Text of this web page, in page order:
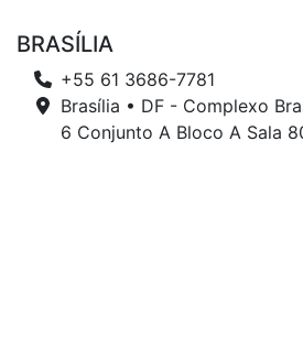
BRASÍLIA
+55 61 3686-7781
Brasília • DF - Complexo
6 Conjunto A Bloco A Sala